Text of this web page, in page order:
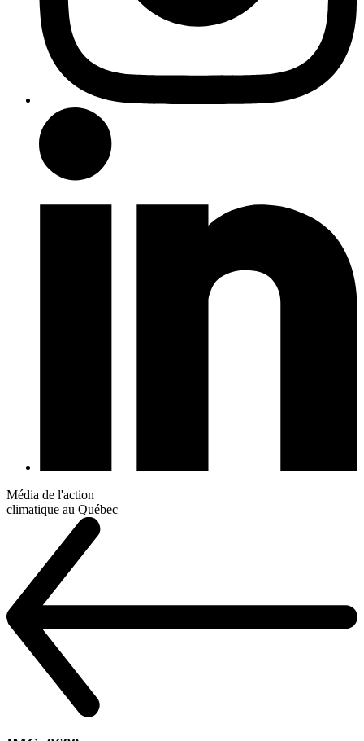
Média de l'action
climatique au Québec